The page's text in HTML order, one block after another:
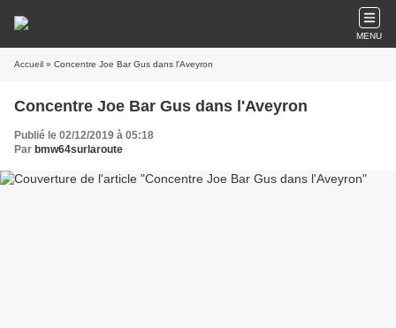
MENU
Accueil » Concentre Joe Bar Gus dans l'Aveyron
Concentre Joe Bar Gus dans l'Aveyron
Publié le 02/12/2019 à 05:18
Par bmw64surlaroute